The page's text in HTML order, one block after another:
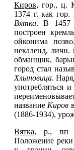
Киров, гор., ц.
1374 г. как гор.
Вятка. В 1457
построен
ойконима
некаленд, личн.
обманщик,
город стал
Хлыновица.
употребляться и
название Киров
(1886-1934),
Вятка, р., пп
Положение реки